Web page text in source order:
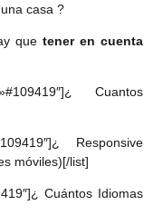
casa ?
quetener en cuenta
Cuantos
Responsive
móviles)[/list]
Cuántos Idiomas